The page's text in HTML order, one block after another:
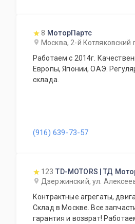
8 МоторПартс
Москва, 2-й Котляковский
Работаем с 2014г.
Европы, Японии, ОАЭ.
склада.
(916) 639-73-57
123 TD-MOTORS | ТД
Дзержинский, ул.
Контрактные агрегаты,
Склад в Москве. Все
гарантия и возврат!